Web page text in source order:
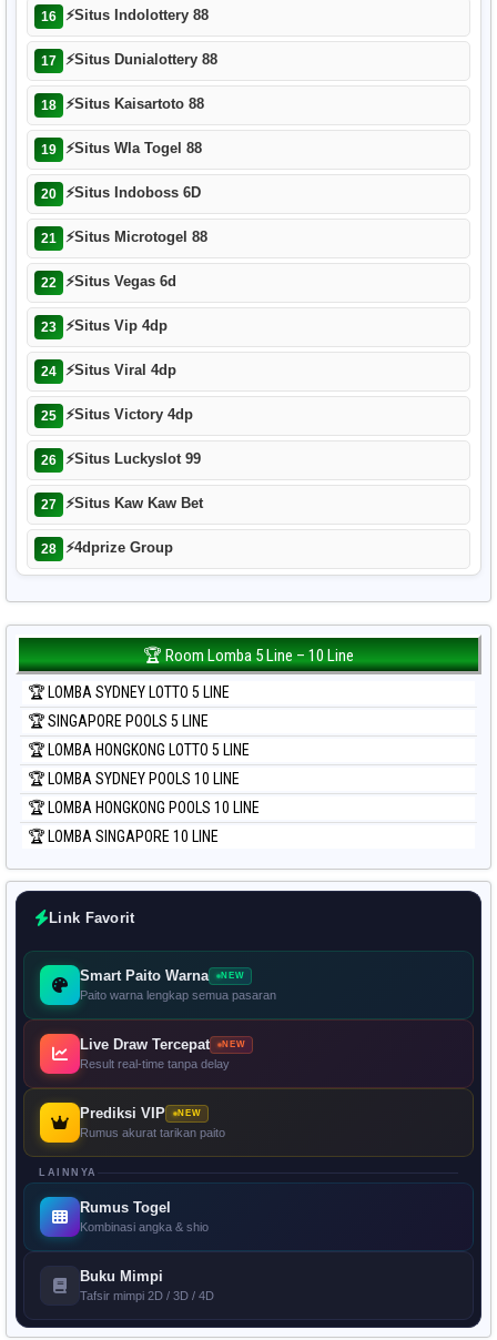
16 ⚡Situs Indolottery 88
17 ⚡Situs Dunialottery 88
18 ⚡Situs Kaisartoto 88
19 ⚡Situs Wla Togel 88
20 ⚡Situs Indoboss 6D
21 ⚡Situs Microtogel 88
22 ⚡Situs Vegas 6d
23 ⚡Situs Vip 4dp
24 ⚡Situs Viral 4dp
25 ⚡Situs Victory 4dp
26 ⚡Situs Luckyslot 99
27 ⚡Situs Kaw Kaw Bet
28 ⚡4dprize Group
🏆 Room Lomba 5 Line – 10 Line
🏆 LOMBA SYDNEY LOTTO 5 LINE
🏆 SINGAPORE POOLS 5 LINE
🏆 LOMBA HONGKONG LOTTO 5 LINE
🏆 LOMBA SYDNEY POOLS 10 LINE
🏆 LOMBA HONGKONG POOLS 10 LINE
🏆 LOMBA SINGAPORE 10 LINE
Link Favorit
Smart Paito Warna NEW
Paito warna lengkap semua pasaran
Live Draw Tercepat NEW
Result real-time tanpa delay
Prediksi VIP NEW
Rumus akurat tarikan paito
LAINNYA
Rumus Togel
Kombinasi angka & shio
Buku Mimpi
Tafsir mimpi 2D / 3D / 4D